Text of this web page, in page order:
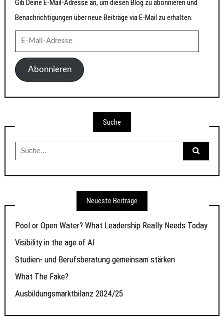
Gib Deine E-Mail-Adresse an, um diesen Blog zu abonnieren und
Benachrichtigungen über neue Beiträge via E-Mail zu erhalten.
Mail-
AdresseAbonnieren
Suche
Suche
nach:
Neueste Beiträge
Pool or Open Water? What Leadership Really Needs Today
Visibility in the age of AI
Studien- und Berufsberatung gemeinsam stärken
What The Fake?
Ausbildungsmarktbilanz 2024/25